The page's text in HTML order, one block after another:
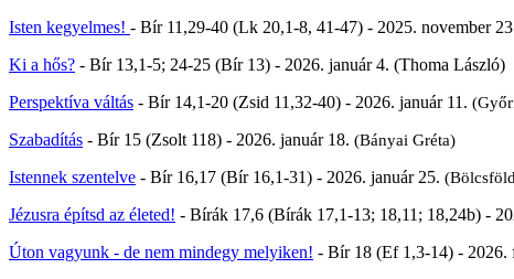
Isten kegyelmes! - Bír 11,29-40 (Lk 20,1-8, 41-47) - 2025. november
Ki a hős? - Bír 13,1-5; 24-25 (Bír 13) - 2026. január 4. (Thoma László)
Perspektíva váltás - Bír 14,1-20 (Zsid 11,32-40) - 2026. január 11. (
Szabadítás - Bír 15 (Zsolt 118) - 2026. január 18. (Bányai Gréta)
Istennek szentelve - Bír 16,17 (Bír 16,1-31) - 2026. január 25. (
Jézusra építsd az életed! - Bírák 17,6 (Bírák 17,1-13; 18,11; 18,24b) -
Úton vagyunk - de nem mindegy melyiken! - Bír 18 (Ef 1,3-14) - 2026.